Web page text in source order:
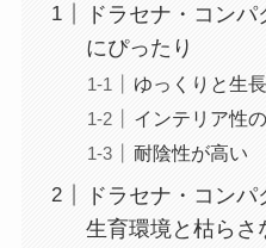
ドラセナ・コン
にぴったり
ゆっくりと生
インテリア性
耐陰性が高い
ドラセナ・コン
生育環境と枯らさ